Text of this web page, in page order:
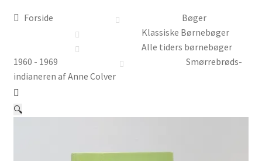
Børnebøger
Ting
Forside
Bøger
Klassiske Børnebøger
Alle tiders børnebøger
1960 - 1969
Smørrebrøds-
indianeren af Anne Colver
🔍